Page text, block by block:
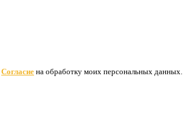
Согласие на обработку моих персональных данных.